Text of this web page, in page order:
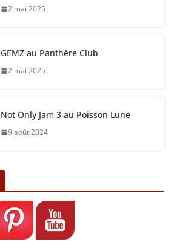
2 mai 2025
GEMZ au Panthère Club
2 mai 2025
Not Only Jam 3 au Poisson Lune
9 août 2024